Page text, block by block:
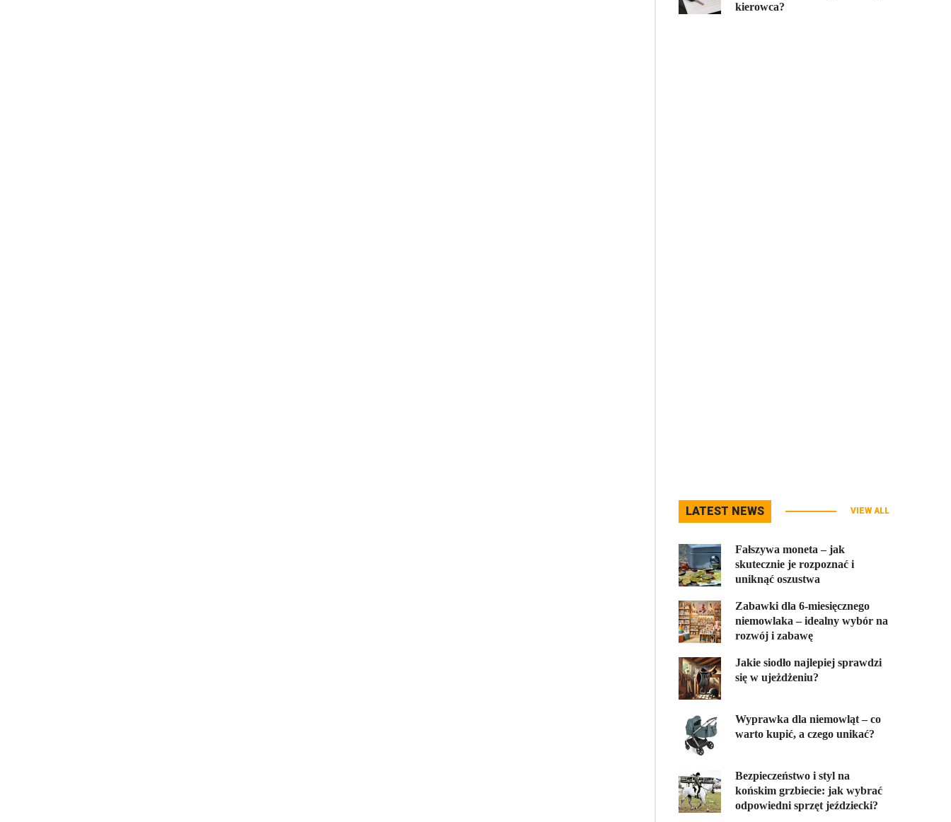
kierowca?
LATEST NEWS VIEW ALL
Fałszywa moneta – jak
skutecznie je rozpoznać i
uniknąć oszustwa
Zabawki dla 6-miesięcznego
niemowlaka – idealny wybór na
rozwój i zabawę
Jakie siodło najlepiej sprawdzi
się w ujeżdżeniu?
Wyprawka dla niemowląt – co
warto kupić, a czego unikać?
Bezpieczeństwo i styl na
końskim grzbiecie: jak wybrać
odpowiedni sprzęt jeździecki?